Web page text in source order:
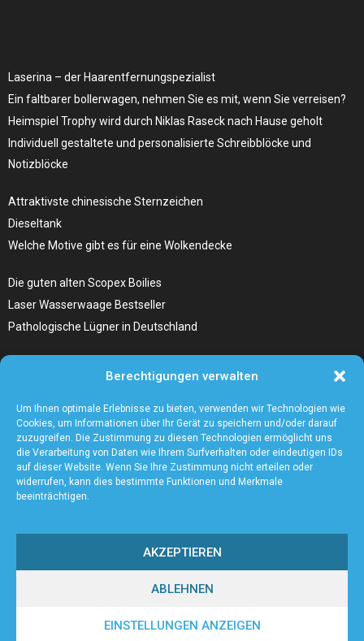
Berechtigungen verwalten
Um Ihnen optimale Erlebnisse zu bieten, verwenden wir Technologien wie
Cookies, um Informationen über Ihr Gerät zu speichern und/oder darauf
zuzugreifen. Die Zustimmung zu diesen Technologien ermöglicht uns
die Verarbeitung von Daten wie Ihrem Surfverhalten oder eindeutigen IDs
auf dieser Website. Wenn Sie Ihre Zustimmung nicht erteilen oder
widerrufen, kann dies bestimmte Funktionen und Merkmale
beeinträchtigen.
AKZEPTIEREN
ABLEHNEN
EINSTELLUNGEN ANZEIGEN
Laserina – der Haarentfernungspezialist
Ein faltbarer bollerwagen, nehmen Sie es mit, wenn Sie verreisen?
Heimspiel Trophy wird durch Niklas Raseck nach Hause geholt
Individuell gestaltete und personalisierte Schreibblöcke und
Notizblöcke
Attraktivste chinesische Sternzeichen
Dieseltank
Welche Motive gibt es für eine Wolkendecke
Die guten alten Scopex Boilies
Laser Wasserwaage Bestseller
Pathologische Lügner in Deutschland
Die Kunst, Handbücher zu schreiben
Wieso ein Handstaubsauger unentbehrlich ist